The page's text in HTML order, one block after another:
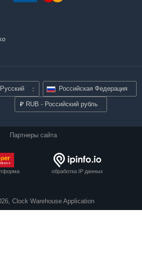
Русский Российская Федерация
₽ RUB - Российский рубль
Партнеры сайта
обработка IP данных
Clock Warehouse Application